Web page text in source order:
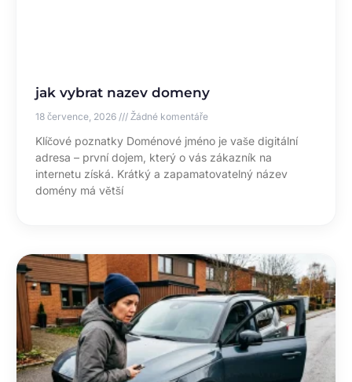
jak vybrat nazev domeny
18 července, 2026 Žádné komentáře
Klíčové poznatky Doménové jméno je vaše digitální
adresa – první dojem, který o vás zákazník na
internetu získá. Krátký a zapamatovatelný název
domény má větší